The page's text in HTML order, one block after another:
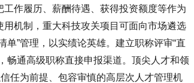
作履历、薪酬待遇、获得投资额度等作为
机制，重大科技攻关项目可面向市场遴选
”管理，以实绩论英雄。建立职称评审“直
畅通高级职称直接申报渠道。顶尖人才和领
任为前提、包容审慎的高层次人才管理机